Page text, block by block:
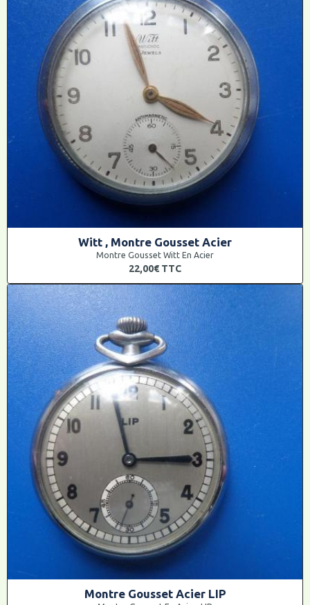
Witt , Montre Gousset Acier
Montre Gousset Witt En Acier
22,00€ TTC
Montre Gousset Acier LIP